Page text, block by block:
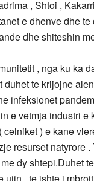
, Shtoi ,
e dhenve dhe
dhe shiteshin
, nga ku ka
te krijojne
infeksionet
e vetmja industri
) e kane
resurset natyrore
dy shtepi.Duhet